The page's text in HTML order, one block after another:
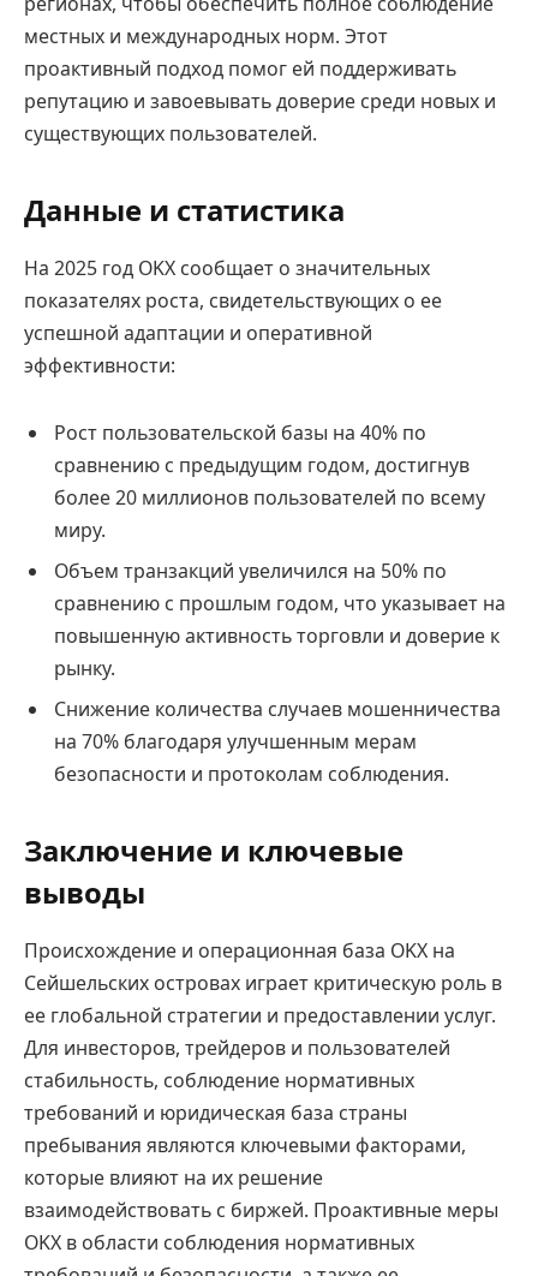
местных и международных норм. Этот
проактивный подход помог ей поддерживать
репутацию и завоевывать доверие среди новых и
существующих пользователей.
Данные и статистика
На 2025 год OKX сообщает о значительных
показателях роста, свидетельствующих о ее
успешной адаптации и оперативной
эффективности:
Рост пользовательской базы на 40% по
сравнению с предыдущим годом, достигнув
более 20 миллионов пользователей по всему
миру.
Объем транзакций увеличился на 50% по
сравнению с прошлым годом, что указывает на
повышенную активность торговли и доверие к
рынку.
Снижение количества случаев мошенничества
на 70% благодаря улучшенным мерам
безопасности и протоколам соблюдения.
Заключение и ключевые
выводы
Происхождение и операционная база OKX на
Сейшельских островах играет критическую роль в
ее глобальной стратегии и предоставлении услуг.
Для инвесторов, трейдеров и пользователей
стабильность, соблюдение нормативных
требований и юридическая база страны
пребывания являются ключевыми факторами,
которые влияют на их решение
взаимодействовать с биржей. Проактивные меры
OKX в области соблюдения нормативных